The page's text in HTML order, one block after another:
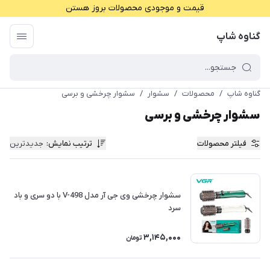
قیمت و موجودی محصولات بروز هستن
گناوه شاپ
گناوه شاپ / محصولات / سشوار / سشوار چرخشی و برسی
سشوار چرخشی و برسی
فیلتر محصولات ترتیب نمایش: جدیدترین
سشوار چرخشی وی جی آر مدل V-498 با دو سری و باد
سرد
3,145,000 تومان